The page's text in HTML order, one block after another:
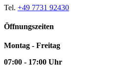
Tel. +49 7731 92430
Öffnungszeiten
Montag - Freitag
07:00 - 17:00 Uhr